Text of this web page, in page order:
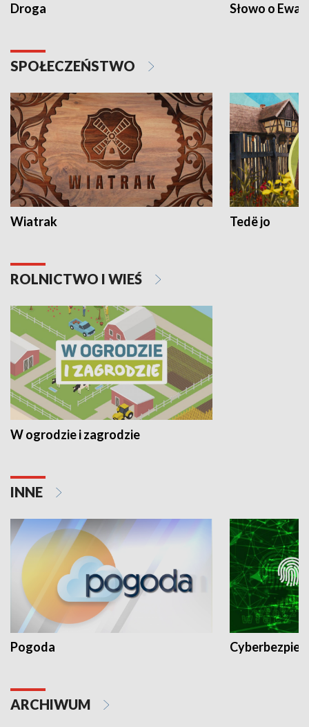
Droga Słowo o
SPOŁECZEŃSTWO
Wiatrak Tedë jo
ROLNICTWO I WIEŚ
W ogrodzie i zagrodzie
INNE
Pogoda
ARCHIWUM